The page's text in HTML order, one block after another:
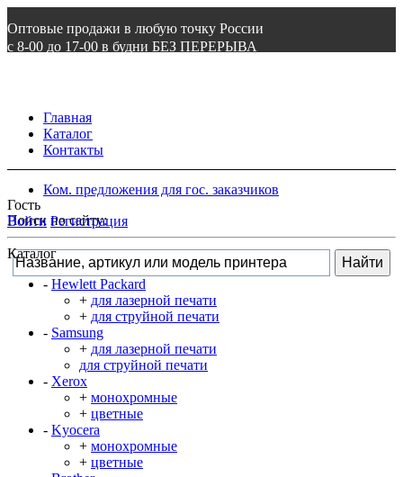
Оптовые продажи в любую точку России
с 8-00 до 17-00 в будни БЕЗ ПЕРЕРЫВА
Главная
Каталог
Контакты
Ком. предложения для гос. заказчиков
Поиск по сайту:
Гость
Войти Регистрация
Каталог
- Hewlett Packard
+ для лазерной печати
+ для струйной печати
- Samsung
+ для лазерной печати
для струйной печати
- Xerox
+ монохромные
+ цветные
- Kyocera
+ монохромные
+ цветные